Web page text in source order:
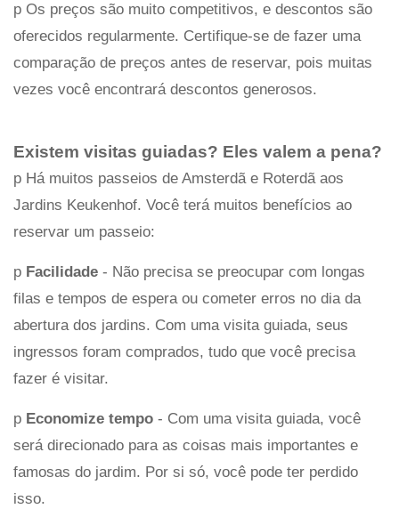
p Os preços são muito competitivos, e descontos são
oferecidos regularmente. Certifique-se de fazer uma
comparação de preços antes de reservar, pois muitas
vezes você encontrará descontos generosos.
Existem visitas guiadas? Eles valem a pena?
p Há muitos passeios de Amsterdã e Roterdã aos
Jardins Keukenhof. Você terá muitos benefícios ao
reservar um passeio:
p Facilidade - Não precisa se preocupar com longas
filas e tempos de espera ou cometer erros no dia da
abertura dos jardins. Com uma visita guiada, seus
ingressos foram comprados, tudo que você precisa
fazer é visitar.
p Economize tempo - Com uma visita guiada, você
será direcionado para as coisas mais importantes e
famosas do jardim. Por si só, você pode ter perdido
isso.